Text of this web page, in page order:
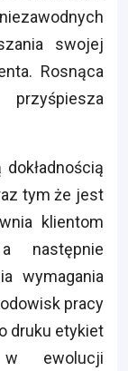
swojej
Rosnąca
tym że jest
klientom
następnie
wymagania
pracy
druku etykiet
ewolucji